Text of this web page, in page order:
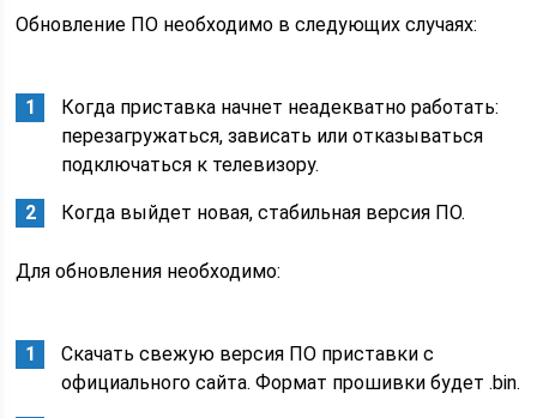
Обновление ПО необходимо в следующих случаях:
Когда приставка начнет неадекватно работать:
перезагружаться, зависать или отказываться
подключаться к телевизору.
Когда выйдет новая, стабильная версия ПО.
Для обновления необходимо:
Скачать свежую версия ПО приставки с
официального сайта. Формат прошивки будет .bin.